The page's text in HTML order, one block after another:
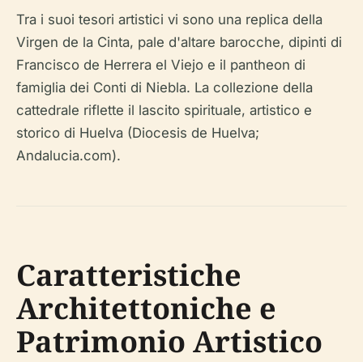
Tra i suoi tesori artistici vi sono una replica della
Virgen de la Cinta, pale d'altare barocche, dipinti di
Francisco de Herrera el Viejo e il pantheon di
famiglia dei Conti di Niebla. La collezione della
cattedrale riflette il lascito spirituale, artistico e
storico di Huelva (Diocesis de Huelva;
Andalucia.com).
Caratteristiche
Architettoniche e
Patrimonio Artistico